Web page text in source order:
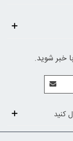
خبر شوید.
کنید